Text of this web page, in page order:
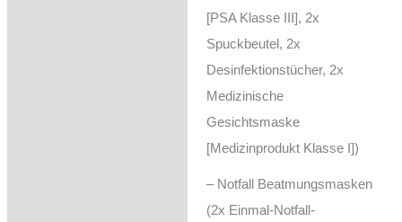
[PSA Klasse III], 2x
Spuckbeutel, 2x
Desinfektionstücher, 2x
Medizinische
Gesichtsmaske
[Medizinprodukt Klasse I])
– Notfall Beatmungsmasken
(2x Einmal-Notfall-